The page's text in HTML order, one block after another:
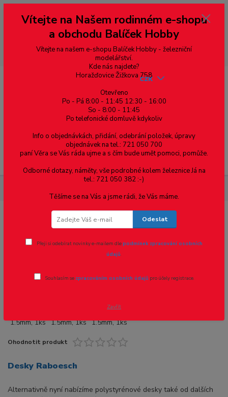
--- pro zákazníky ze Slovenska a jiných zemí, pokud chcete platit v eurech
přepněte si e-shop na euro 💶 pro přepočet měny - pravý horní roh ---
dobírky – pokud si z nějakého důvodu zásilku nevyzvednete, bude po
domluvě zaslána znovu s opětovnou platbou za poštovné, v opačném
případě bude zrušena a účet přidán na blacklist a rušeny následující
objednávky.
Menu
CZK
Deska Raboesch 1.5mm, 1ks
Novinka
Ohodnotit produkt
Desky Raboesch
Alternativně nyní nabízíme polystyrénové desky také od dalších
Vítejte na Našem rodinném e-shopu
a obchodu Balíček Hobby
Vítejte na našem e-shopu Balíček Hobby - železniční
modelářství.
Kde nás najdete?
Horažďovice Žižkova 758
Otevřeno
Po - Pá 8:00 - 11:45 12:30 - 16:00
So - 8:00 - 11:45
Po telefonické domluvě kdykoliv
Info o objednávkách, přidání, odebrání položek, úpravy
objednávek na tel.: 721 050 700
paní Věra se Vás ráda ujme a s čím bude umět pomoci, pomůže.
Odborné dotazy, náměty, vše podrobné kolem železnice Já na
tel.: 721 050 382 :-)
Těšíme se na Vás a jsme rádi, že Vás máme.
Odeslat
Přeji si odebírat novinky e-mailem dlepodmínek zpracování osobních
údajů.
Souhlasím se zpracováním osobních údajů pro účely registrace.
Zavřít